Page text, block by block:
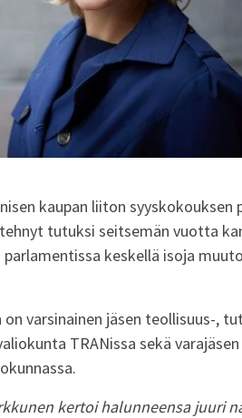
kaupan liiton syyskokouksen
tutuksi seitsemän vuotta
parlamentissa keskellä isoja
on varsinainen jäsen teollisuus-,
TRANissa sekä
kertoi halunneensa juuri